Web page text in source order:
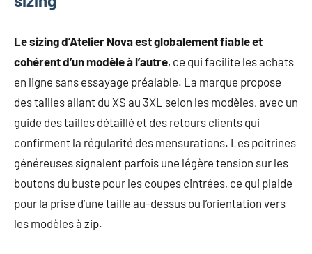
Le sizing d’Atelier Nova est globalement fiable et
cohérent d’un modèle à l’autre, ce qui facilite les achats
en ligne sans essayage préalable. La marque propose
des tailles allant du XS au 3XL selon les modèles, avec un
guide des tailles détaillé et des retours clients qui
confirment la régularité des mensurations. Les poitrines
généreuses signalent parfois une légère tension sur les
boutons du buste pour les coupes cintrées, ce qui plaide
pour la prise d’une taille au-dessus ou l’orientation vers
les modèles à zip.